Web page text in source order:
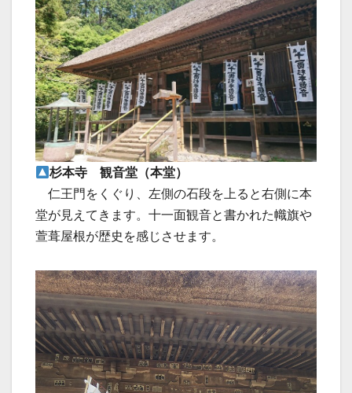
杉本寺 観音堂（本堂）
仁王門をくぐり、左側の石段を上ると右側に本
堂が見えてきます。十一面観音と書かれた幟旗や
萱葺屋根が歴史を感じさせます。